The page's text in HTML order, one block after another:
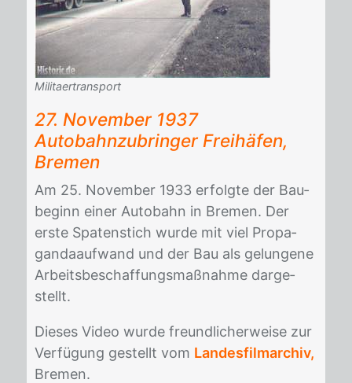
Militaertransport
27. No­vem­ber 1937
Au­to­bahn­zu­brin­ger Frei­hä­fen,
Bre­men
Am 25. No­vem­ber 1933 er­folg­te der Bau­
be­ginn ei­ner Au­to­bahn in Bre­men. Der
ers­te Spa­ten­stich wur­de mit viel Pro­pa­
gan­da­auf­wand und der Bau als ge­lun­ge­ne
Ar­beits­be­schaf­fungs­maß­nah­me dar­ge­
stellt.
Die­ses Vi­deo wur­de freund­li­cher­wei­se zur
Ver­fü­gung ge­stellt vom Landesfilmarchiv,
Bre­men.